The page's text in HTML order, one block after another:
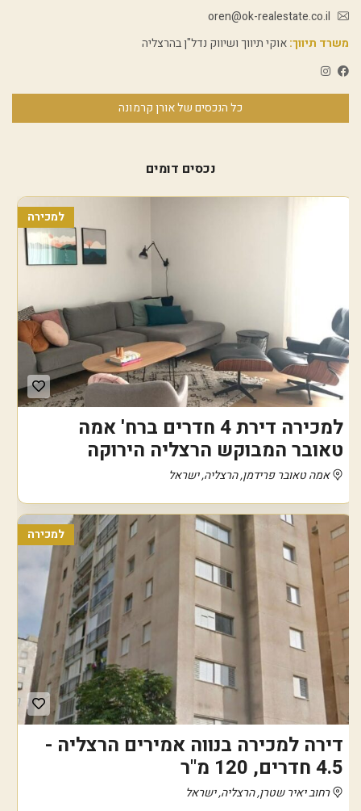
oren@ok-realestate.co.il
משרד תיווך:אוקי תיווך ושיווק נדל"ן בהרצליה
כל הנכסים של אורן קרמונה
נכסים דומים
למכירה
למכירה דירת 4 חדרים ברח' אמה
טאובר המבוקש הרצליה הירוקה
אמה טאובר פרידמן, הרצליה, ישראל
למכירה
דירה למכירה בנווה אמירים הרצליה -
4.5 חדרים, 120 מ"ר
רחוב יאיר שטרן, הרצליה, ישראל